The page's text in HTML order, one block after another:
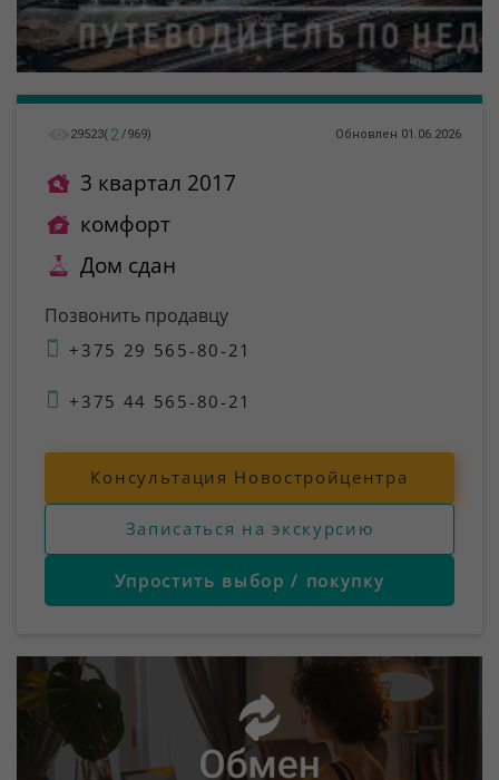
29523( 2 /969) Обновлен 01.06.2026
3 квартал 2017
комфорт
Дом сдан
Позвонить продавцу
+375 29 565-80-21
+375 44 565-80-21
Консультация Новостройцентра
Записаться на экскурсию
Упростить выбор / покупку